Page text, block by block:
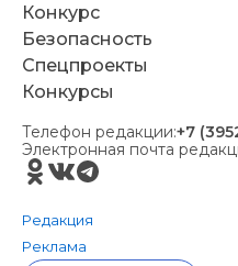
Конкурс
Безопасность
Спецпроекты
Конкурсы
Телефон редакции:+7
Электронная почта
Редакция
Реклама